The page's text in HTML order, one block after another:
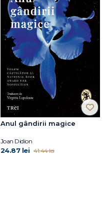
Anul gândirii magice
Joan Didion
24.87 lei 41.44 lei